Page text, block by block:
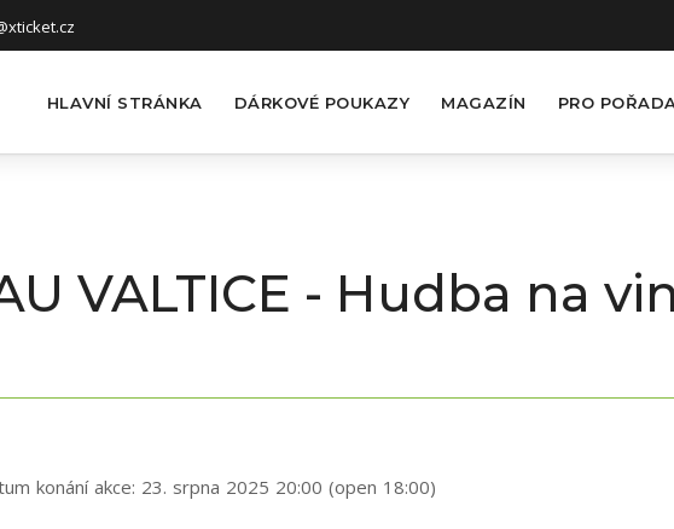
HLAVNÍ STRÁNKA DÁRKOVÉ POUKAZY MAGAZÍN PRO
VALTICE - Hudba na
konání akce: 23. srpna 2025 20:00 (open 18:00)